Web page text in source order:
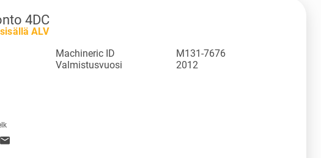
4DC
ALV
Machineric ID
M131-7676
Valmistusvuosi
2012